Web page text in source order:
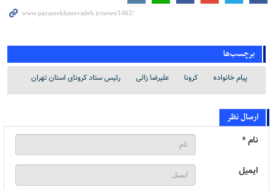
برچسب‌ها
پیام خانواده کرونا علیرضا زالی رئیس ستاد کرونای استان تهران
ارسال نظر
نام *
ایمیل